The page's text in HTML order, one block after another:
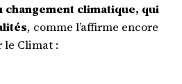
changement climatique, qui
, comme l’affirme encore
le Climat :